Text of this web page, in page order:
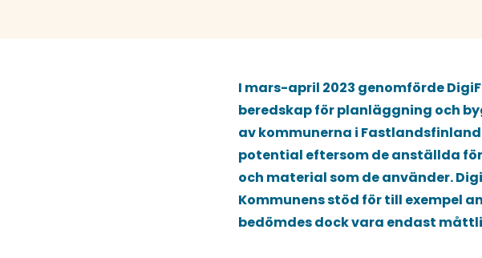
I mars-april 2023 genomförde
beredskap för planläggning och
av kommunerna i
potential eftersom de anställda
och material som de använder.
Kommunens stöd för till exempel
bedömdes dock vara endast